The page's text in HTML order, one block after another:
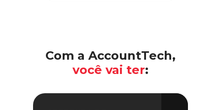
Com a AccountTech,
você vai ter: